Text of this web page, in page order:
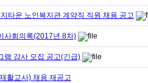
타운 노인복지관 계약직 직원 채용 공고
사회의록(2017년 8차)
램 강사 모집 공고(긴급)
활교사) 채용 재공고